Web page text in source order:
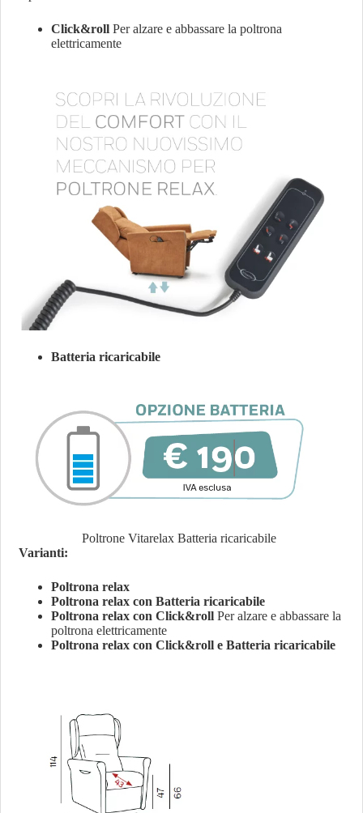
Click&roll Per alzare e abbassare la poltrona
elettricamente
Batteria ricaricabile
Poltrone Vitarelax Batteria ricaricabile
Varianti:
Poltrona relax
Poltrona relax con Batteria ricaricabile
Poltrona relax con Click&roll Per alzare e abbassare la
poltrona elettricamente
Poltrona relax con Click&roll e Batteria ricaricabile